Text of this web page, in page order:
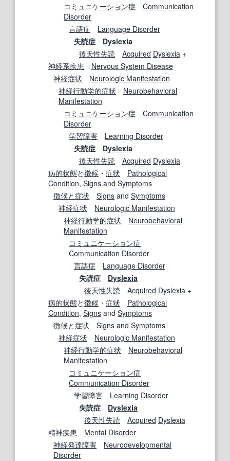
コミュニケーション症
Communication
Disorder
言語症
Language Disorder
失読症 Dyslexia
後天性失読 Acquired Dyslexia +
神経系疾患
Nervous System Disease
神経症状
Neurologic Manifestation
神経行動学的症状
Neurobehavioral
Manifestation
コミュニケーション症
Communication
Disorder
学習障害
Learning Disorder
失読症 Dyslexia
後天性失読 Acquired Dyslexia
病的状態と徴候 ・ 症状
Pathological
Condition, Signs and Symptoms
徴候と症状
Signs and Symptoms
神経症状
Neurologic Manifestation
神経行動学的症状
Neurobehavioral
Manifestation
コミュニケーション症
Communication Disorder
言語症
Language Disorder
失読症 Dyslexia
後天性失読 Acquired Dyslexia +
病的状態と徴候 ・ 症状
Pathological
Condition, Signs and Symptoms
徴候と症状
Signs and Symptoms
神経症状
Neurologic Manifestation
神経行動学的症状
Neurobehavioral
Manifestation
コミュニケーション症
Communication Disorder
学習障害
Learning Disorder
失読症 Dyslexia
後天性失読 Acquired Dyslexia
精神疾患
Mental Disorder
神経発達障害
Neurodevelopmental
Disorder